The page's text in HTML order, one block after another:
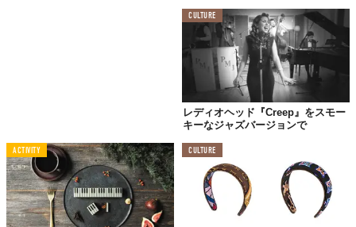
一流のヴォーカリスト
アームストロングの特徴的な「だみ声」は、美声ではないし、け
っして歌がうまいアーティストというわけではありません。しか
し低く暖かな声で情感たっぷりに歌い上げ、聴いている人の心を
現在も、ジャズ・ヴォーカリストたちに大きな影響を与えている
偶然から生まれた
「スキャット」スタイル
CULTURE
レディオヘッド『Creep』をスモー
キーなジャズバージョンで
ACTIVITY CULTURE